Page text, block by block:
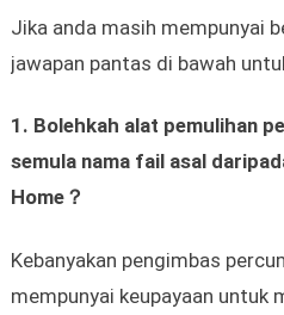
Jika anda masih mempunyai
jawapan pantas di bawah
1. Bolehkah alat pemulihan
semula nama fail asal
Home？
Kebanyakan pengimbas
mempunyai keupayaan untuk